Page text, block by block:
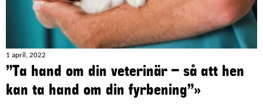
1 april, 2022
”Ta hand om din veterinär – så att hen
kan ta hand om din fyrbening”»